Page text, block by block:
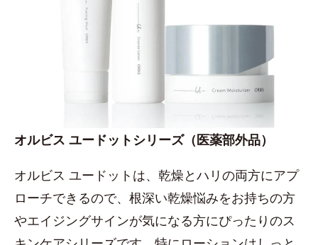
オルビス ユードットシリーズ（医薬部外品）
オルビス ユードットは、乾燥とハリの両方にアプ
ローチできるので、根深い乾燥悩みをお持ちの方
やエイジングサインが気になる方にぴったりのス